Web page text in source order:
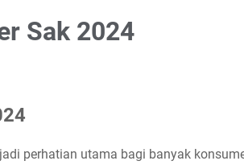
Sak 2024
perhatian utama bagi banyak